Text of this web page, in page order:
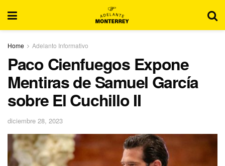
Home Adelanto Informativo
Paco Cienfuegos Expone
Mentiras de Samuel García
sobre El Cuchillo II
diciembre 28, 2023